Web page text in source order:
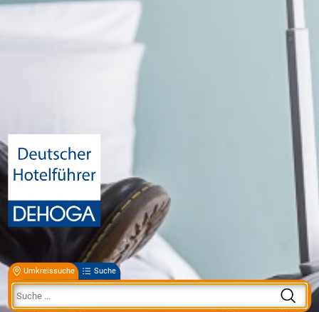
Umkreissuche Suche